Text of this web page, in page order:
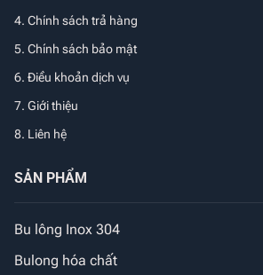
4. Chính sách trả hàng
5. Chính sách bảo mật
6. Điều khoản dịch vụ
7. Giới thiệu
8. Liên hệ
SẢN PHẨM
Bu lông Inox 304
Bulong hóa chất